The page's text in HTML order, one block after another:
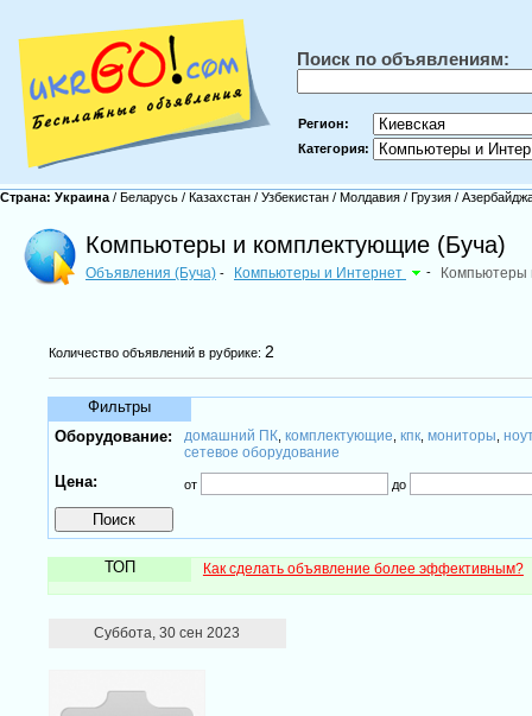
Поиск по объявлениям:
Регион:
Категория:
Страна: Украина / Беларусь / Казахстан / Узбекистан / Молдавия / Грузия /
Компьютеры и комплектующие (Буча)
Объявления (Буча) - Компьютеры и Интернет - Компьютеры
Количество объявлений в рубрике: 2
Фильтры
Оборудование:
домашний ПК, комплектующие кпк, мониторы
сетевое оборудование
Цена: от до
ТОП Как сделать объявление более эффективным?
Суббота, 30 сен 2023